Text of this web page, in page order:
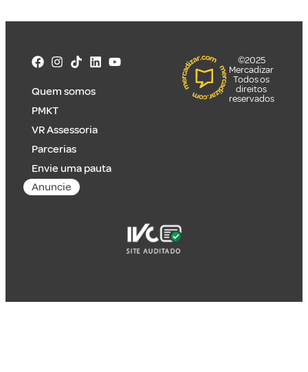
Quem somos
PMKT
VR Assessoria
Parcerias
Envie uma pauta
Anuncie
©2025
Mercadizar
Todos os
direitos
reservados